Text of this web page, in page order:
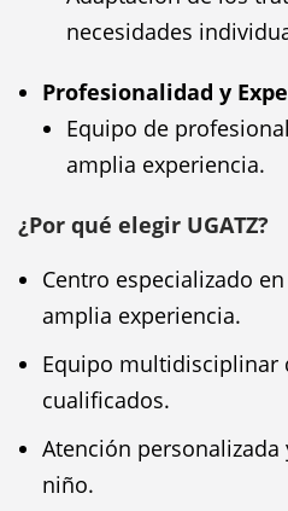
necesidades
Profesionalidad y
Equipo de
amplia experiencia.
¿Por qué elegir UGATZ?
Centro especializado
amplia experiencia.
Equipo multidisciplinar
cualificados.
Atención personalizada
niño.